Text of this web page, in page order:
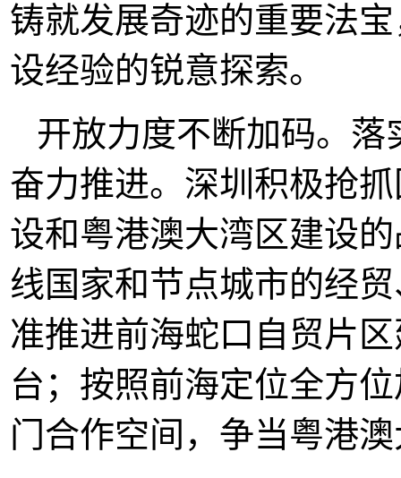
铸就发展奇迹的重要法
设经验的锐意探索。
开放力度不断加码。
奋力推进。深圳积极抢
设和粤港澳大湾区建设
线国家和节点城市的经
准推进前海蛇口自贸片
台；按照前海定位全方
门合作空间，争当粤港